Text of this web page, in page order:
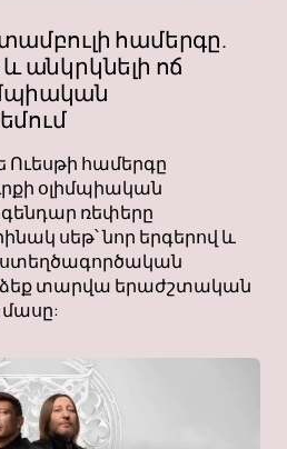
համերգը.
անկրկնելի ոճ
Ուեսթի համերգը
օլիմպիական
ռեփերը
սեթ՝ նոր երգերով և
ստեղծագործական
տարվա երաժշտական